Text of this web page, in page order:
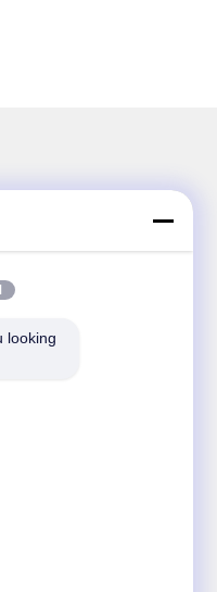
réductions et plus
looking